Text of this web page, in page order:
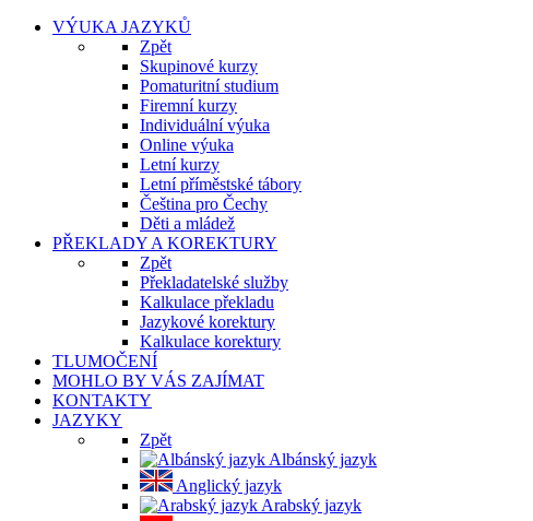
VÝUKA JAZYKŮ
Zpět
Skupinové kurzy
Pomaturitní studium
Firemní kurzy
Individuální výuka
Online výuka
Letní kurzy
Letní příměstské tábory
Čeština pro Čechy
Děti a mládež
PŘEKLADY A KOREKTURY
Zpět
Překladatelské služby
Kalkulace překladu
Jazykové korektury
Kalkulace korektury
TLUMOČENÍ
MOHLO BY VÁS ZAJÍMAT
KONTAKTY
JAZYKY
Zpět
Albánský jazyk
Anglický jazyk
Arabský jazyk